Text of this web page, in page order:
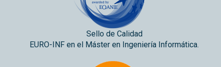
Sello de Calidad
EURO-INF en el Máster en Ingeniería Informática.